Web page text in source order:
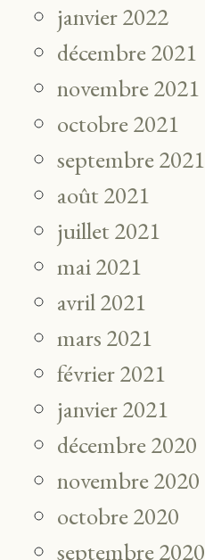
janvier 2022
décembre 2021
novembre 2021
octobre 2021
septembre 2021
août 2021
juillet 2021
mai 2021
avril 2021
mars 2021
février 2021
janvier 2021
décembre 2020
novembre 2020
octobre 2020
septembre 2020